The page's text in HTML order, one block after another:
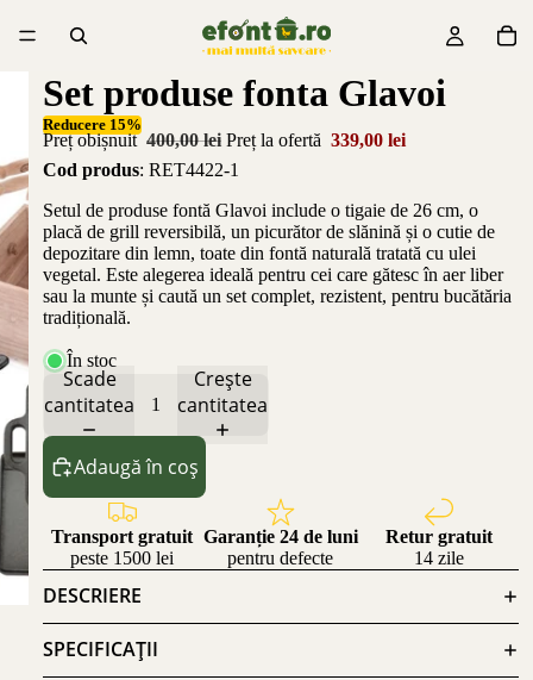
Set produse fonta Glavoi
Reducere 15%
Preț obișnuit 400,00 lei Preț la ofertă 339,00 lei
Cod produs: RET4422-1
Setul de produse fontă Glavoi include o tigaie de 26 cm, o
placă de grill reversibilă, un picurător de slănină și o cutie de
depozitare din lemn, toate din fontă naturală tratată cu ulei
vegetal. Este alegerea ideală pentru cei care gătesc în aer liber
sau la munte și caută un set complet, rezistent, pentru bucătăria
tradițională.
În stoc
Scade
cantitatea
Crește
cantitatea
Adaugă în coș
Transport gratuit
peste 1500 lei
Garanție 24 de luni
pentru defecte
Retur gratuit
14 zile
DESCRIERE
SPECIFICAȚII